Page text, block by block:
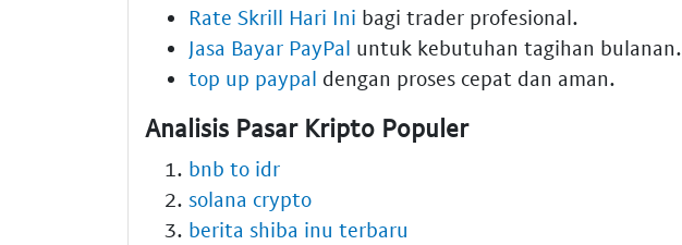
Rate Skrill Hari Ini bagi trader profesional.
Jasa Bayar PayPal untuk kebutuhan tagihan bulanan.
top up paypal dengan proses cepat dan aman.
Analisis Pasar Kripto Populer
bnb to idr
solana crypto
berita shiba inu terbaru